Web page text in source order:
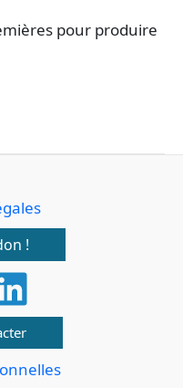
pour produire
!